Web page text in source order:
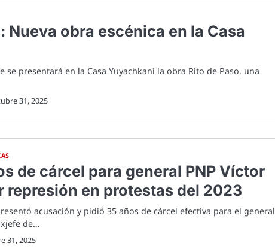
Nueva obra escénica en la Casa
se presentará en la Casa Yuyachkani la obra Rito de Paso, una
31, 2025
de cárcel para general PNP Víctor
represión en protestas del 2023
acusación y pidió 35 años de cárcel efectiva para el general
de…
31, 2025